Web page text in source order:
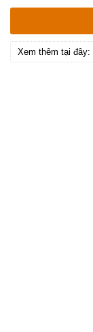
Xem thêm tại đây: